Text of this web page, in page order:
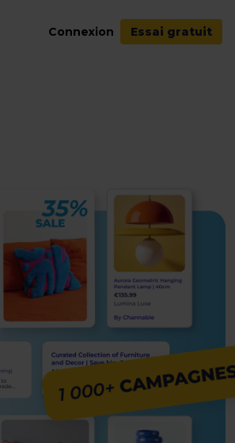
Connexion Essai gratuit